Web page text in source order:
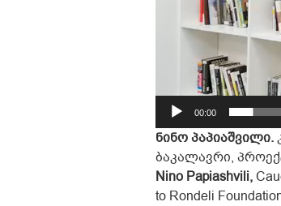
00:00
ნინო პაპიაშვილი.
ბაკალავრი,
Nino Papiashvili,
to Rondeli